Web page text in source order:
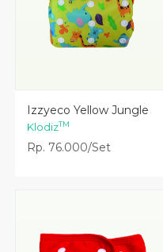
Lihat Detail
Izzyeco Yellow Jungle
KlodizTM
Rp. 76.000/Set